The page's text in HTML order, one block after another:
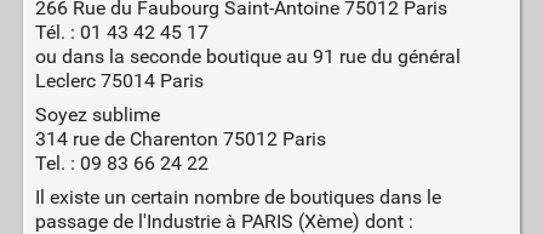
266 Rue du Faubourg Saint-Antoine 75012 Paris
Tél. : 01 43 42 45 17
ou dans la seconde boutique au 91 rue du général
Leclerc 75014 Paris
Soyez sublime
314 rue de Charenton 75012 Paris
Tel. : 09 83 66 24 22
Il existe un certain nombre de boutiques dans le
passage de l'Industrie à PARIS (Xème) dont :